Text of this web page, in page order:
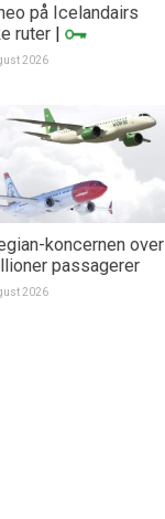
på Icelandairs
ruter |
2026
koncernen over
passagerer
2026